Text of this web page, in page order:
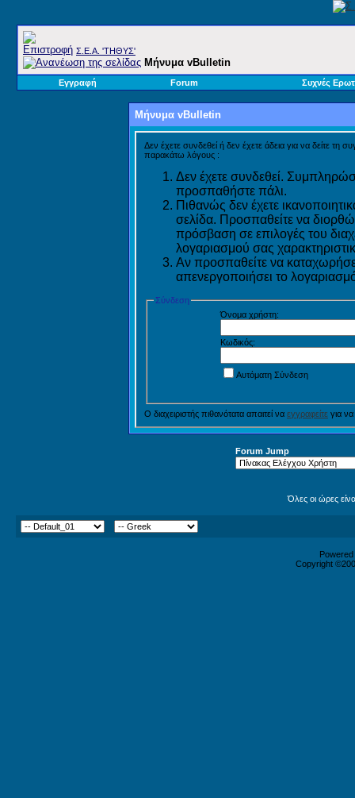
Σ.E.A. 'ΤΗΘΥΣ'
Μήνυμα vBulletin
Εγγραφή Forum Συχνές
Μήνυμα vBulletin
Δεν έχετε συνδεθεί ή δεν έχετε άδεια για να δείτε τη
παρακάτω λόγους :
Δεν έχετε συνδεθεί.
προσπαθήστε πάλι.
Πιθανώς δεν έχετε
σελίδα. Προσπαθείτε να
πρόσβαση σε επιλογές του
λογαριασμού σας
Αν προσπαθείτε να
απενεργοποιήσει το
Σύνδεση
Όνομα χρήστη:
Κωδικός:
Αυτόματη Σύνδεση
Ο διαχειριστής πιθανότατα απαιτεί να εγγραφείτε για
Forum Jump
Όλες οι ώρες
Copyright